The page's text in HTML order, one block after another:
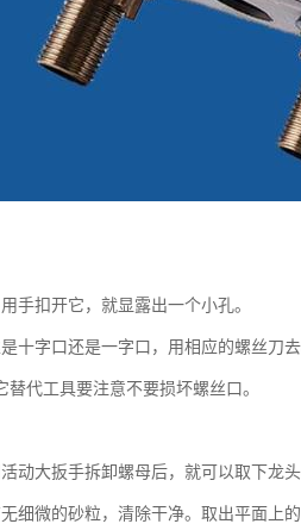
手扣开它，就显露出一个小孔。
十字口还是一字口，用相应的螺丝刀
代工具要注意不要损坏螺丝口。
动大扳手拆卸螺母后，就可以取下龙头
细微的砂粒，清除干净。取出平面上